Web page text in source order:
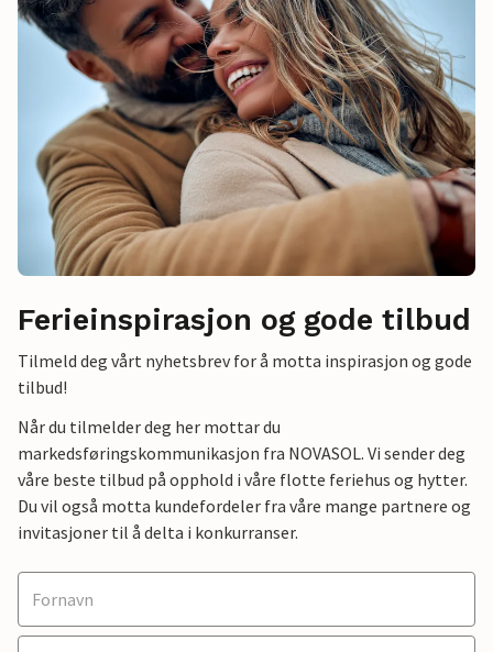
Ferieinspirasjon og gode tilbud
Tilmeld deg vårt nyhetsbrev for å motta inspirasjon og gode
tilbud!
Når du tilmelder deg her mottar du
markedsføringskommunikasjon fra NOVASOL. Vi sender deg
våre beste tilbud på opphold i våre flotte feriehus og hytter.
Du vil også motta kundefordeler fra våre mange partnere og
invitasjoner til å delta i konkurranser.